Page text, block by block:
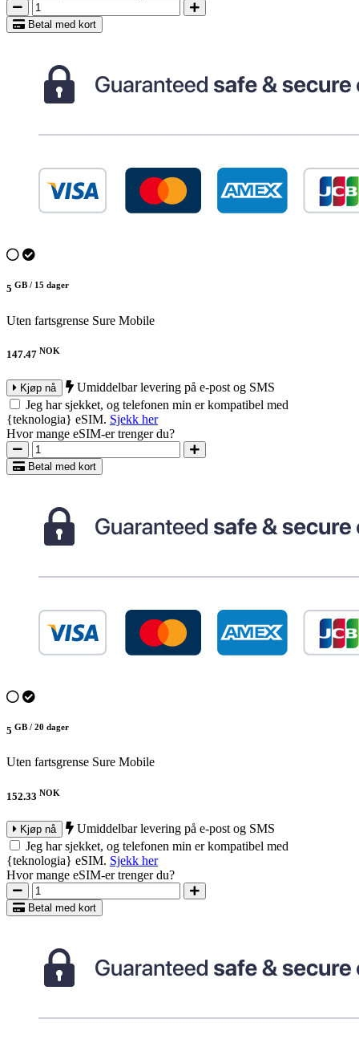
Betal med kort
5 GB / 15 dager
Uten fartsgrense Sure Mobile
147.47 NOK
Kjøp nå
Umiddelbar levering på e-post og SMS
Jeg har sjekket, og telefonen min er kompatibel med
{teknologia} eSIM. Sjekk her
Hvor mange eSIM-er trenger du?
Betal med kort
5 GB / 20 dager
Uten fartsgrense Sure Mobile
152.33 NOK
Kjøp nå
Umiddelbar levering på e-post og SMS
Jeg har sjekket, og telefonen min er kompatibel med
{teknologia} eSIM. Sjekk her
Hvor mange eSIM-er trenger du?
Betal med kort